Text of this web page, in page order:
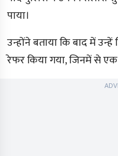
पाया।
उन्होंने बताया कि बाद में
रेफर किया गया, जिनमें से एक